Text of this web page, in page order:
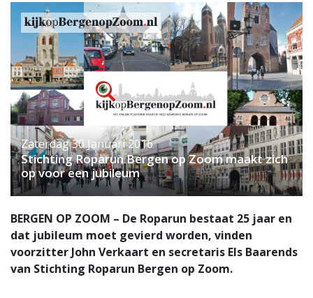
Zaterdag 30 Januari 2016
Stichting Roparun Bergen op Zoom maakt zich
op voor een jubileum
BERGEN OP ZOOM – De Roparun bestaat 25 jaar en
dat jubileum moet gevierd worden, vinden
voorzitter John Verkaart en secretaris Els Baarends
van Stichting Roparun Bergen op Zoom.